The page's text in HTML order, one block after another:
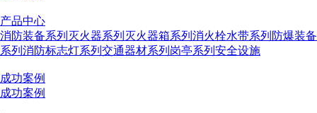
产品中心
消防装备系列 灭火器系列 灭火器箱系列 消火栓水带系列 防爆装备
系列 消防标志灯系列 交通器材系列 岗亭系列 安全设施
成功案例
成功案例